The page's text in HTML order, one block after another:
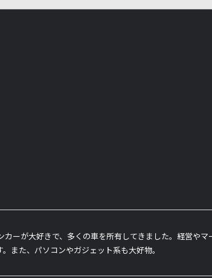
カーが大好きで、多くの車を所有してきました。経営や
また、パソコンやガジェット系も大好物。